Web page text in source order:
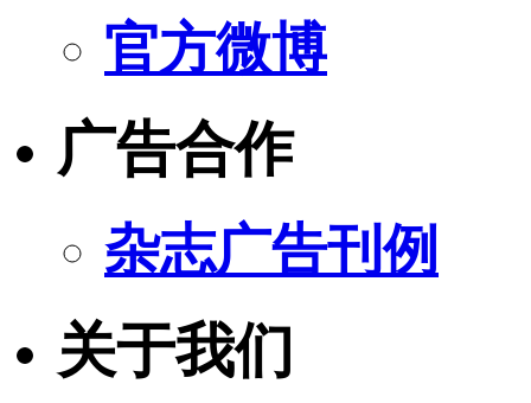
官方微博
广告合作
杂志广告刊例
关于我们